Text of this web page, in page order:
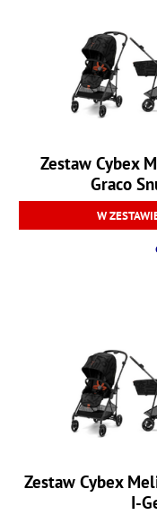
Zestaw Cybex
Graco
W
Zestaw Cybex
I-